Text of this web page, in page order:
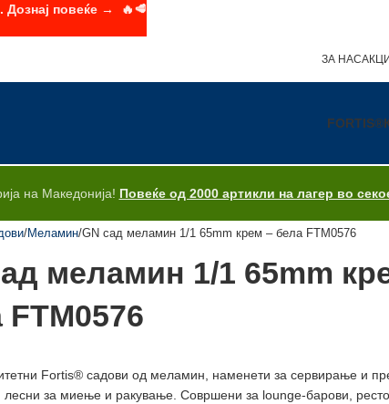
ЗА НАС
FORTIS®
на Македонија! Повеќе од 2000 артикли на лагер во
Меламин GN сад меламин 1/1 65mm крем – бела FTM0576
меламин 1/1 65mm
FTM0576
Fortis® садови од меламин, наменети за сервирање и
лесни за миење и ракување. Совршени за lounge-барови,
Дознај повеќе → 🔥🥩